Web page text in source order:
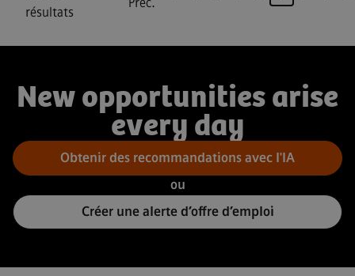
résultats
New opportunities arise
every day
Obtenir des recommandations avec l'IA
ou
Créer une alerte d’offre d’emploi